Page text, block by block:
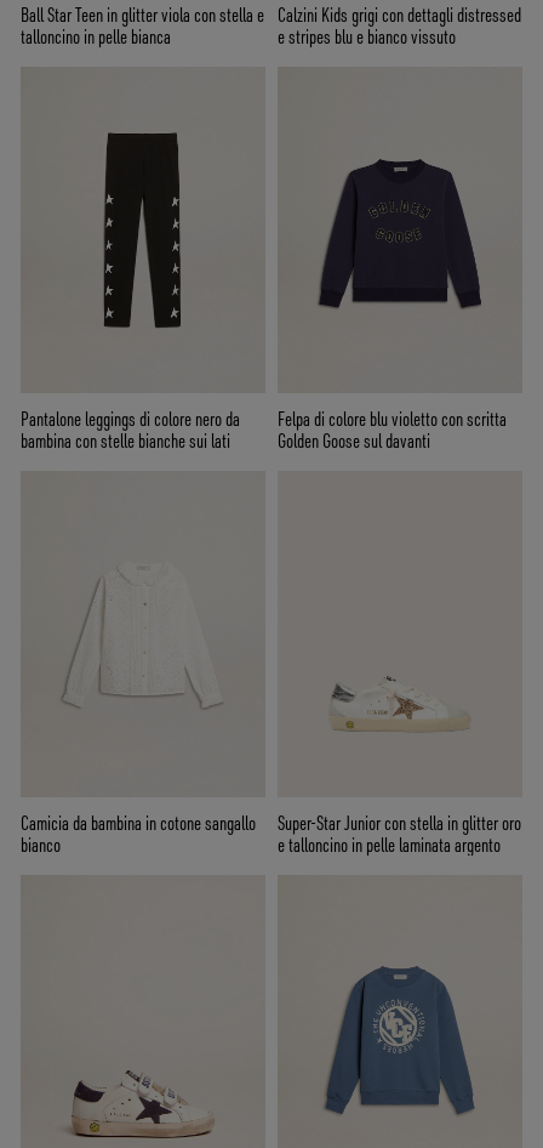
Ball Star Teen in glitter viola con stella e
talloncino in pelle bianca
Calzini Kids grigi con dettagli distressed
e stripes blu e bianco vissuto
Pantalone leggings di colore nero da
bambina con stelle bianche sui lati
Felpa di colore blu violetto con scritta
Golden Goose sul davanti
Camicia da bambina in cotone sangallo
bianco
Super-Star Junior con stella in glitter oro
e talloncino in pelle laminata argento